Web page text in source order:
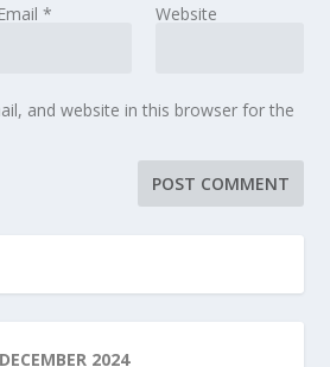
Email * Website
and website in this browser for the
DECEMBER 2024